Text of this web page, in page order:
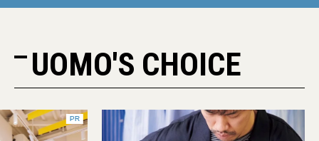
UOMO'S CHOICE
PR